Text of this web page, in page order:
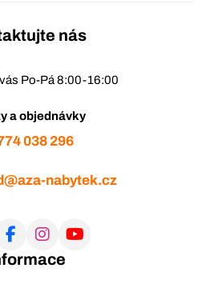
nás
Po-Pá 8:00-16:00
a objednávky
038 296
nabytek.cz